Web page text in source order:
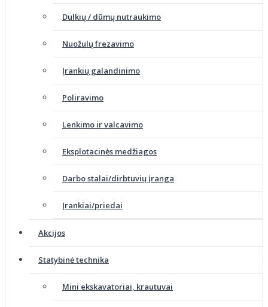
Dulkių / dūmų nutraukimo
Nuožulų frezavimo
Įrankių galandinimo
Poliravimo
Lenkimo ir valcavimo
Eksplotacinės medžiagos
Darbo stalai/dirbtuvių įranga
Įrankiai/priedai
Akcijos
Statybinė technika
Mini ekskavatoriai, krautuvai